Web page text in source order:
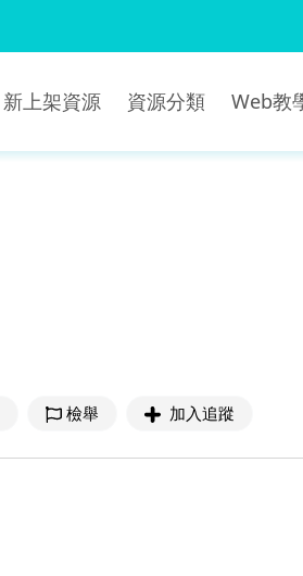
新上架資源 資源分類 Web教
檢舉 加入追蹤